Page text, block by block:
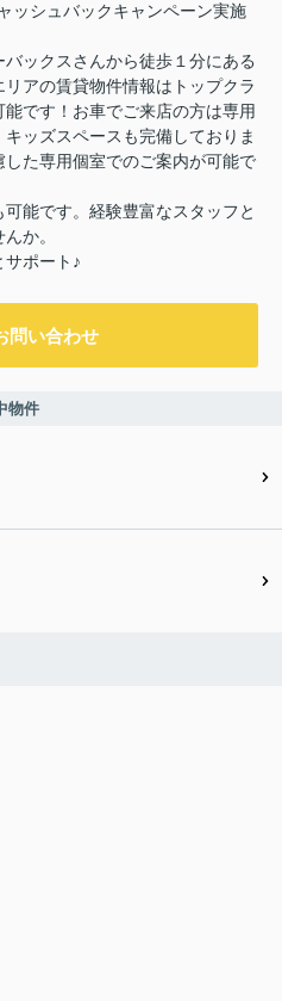
ッシュバックキャンペーン実施
ックスさんから徒歩１分にある
アの賃貸物件情報はトップクラ
です！お車でご来店の方は専用
ッズスペースも完備しておりま
た専用個室でのご案内が可能で
能です。経験豊富なスタッフと
か。
サポート♪
問い合わせ
物件